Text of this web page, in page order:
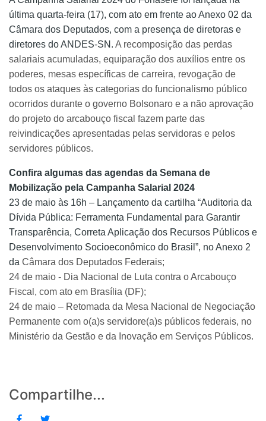
última quarta-feira (17), com ato em frente ao Anexo 02 da
Câmara dos Deputados, com a presença de diretoras e
diretores do ANDES-SN. A recomposição das perdas
salariais acumuladas, equiparação dos auxílios entre os
poderes, mesas específicas de carreira, revogação de
todos os ataques às categorias do funcionalismo público
ocorridos durante o governo Bolsonaro e a não aprovação
do projeto do arcabouço fiscal fazem parte das
reivindicações apresentadas pelas servidoras e pelos
servidores públicos.
Confira algumas das agendas da Semana de
Mobilização pela Campanha Salarial 2024
23 de maio às 16h – Lançamento da cartilha “Auditoria da
Dívida Pública: Ferramenta Fundamental para Garantir
Transparência, Correta Aplicação dos Recursos Públicos e
Desenvolvimento Socioeconômico do Brasil”, no Anexo 2
da Câmara dos Deputados Federais;
24 de maio - Dia Nacional de Luta contra o Arcabouço
Fiscal, com ato em Brasília (DF);
24 de maio – Retomada da Mesa Nacional de Negociação
Permanente com o(a)s servidore(a)s públicos federais, no
Ministério da Gestão e da Inovação em Serviços Públicos.
Compartilhe...